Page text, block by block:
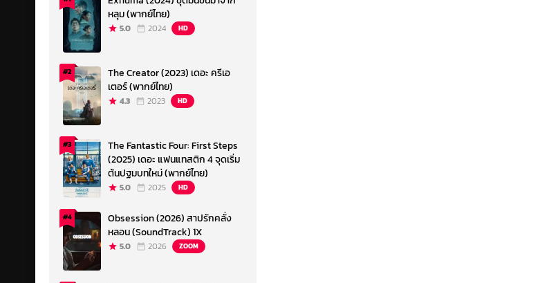
หลุม (พากย์ไทย)
5.0 2024 HD
#2
The Creator (2023) เดอะ ครีเอ
เตอร์ (พากย์ไทย)
4.3 2023 HD
#3
The Fantastic Four: First Steps
(2025) เดอะ แฟนแทสติก 4 จุดเริ่ม
ต้นปฐมบทใหม่ (พากย์ไทย)
5.0 2025 HD
#4
Obsession (2026) สาปรักคลั่ง
หลอน (SoundTrack) 1X
5.0 2026 ZOOM